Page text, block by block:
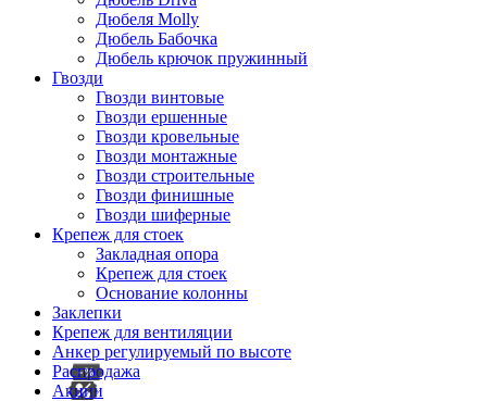
Дюбеля Molly
Дюбель Бабочка
Дюбель крючок пружинный
Гвозди
Гвозди винтовые
Гвозди ершенные
Гвозди кровельные
Гвозди монтажные
Гвозди строительные
Гвозди финишные
Гвозди шиферные
Крепеж для стоек
Закладная опора
Крепеж для стоек
Основание колонны
Заклепки
Крепеж для вентиляции
Анкер регулируемый по высоте
Распродажа
Акции